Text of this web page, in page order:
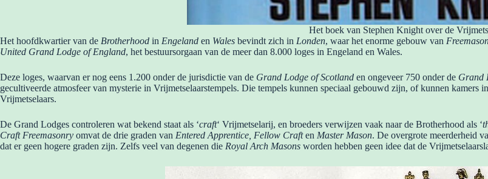
Het boek van Stephen Knight over de
Het hoofdkwartier van de Brotherhood in Engeland en Wales bevindt zich in Londen, waar het enorme gebouw van
United Grand Lodge of England, het bestuursorgaan van de meer dan 8.000 loges in Engeland en Wales.
Deze loges, waarvan er nog eens 1.200 onder de jurisdictie van de Grand Lodge of Scotland en ongeveer 750 onder de Grand
gecultiveerde atmosfeer van mysterie in Vrijmetselaarstempels. Die tempels kunnen speciaal gebouwd zijn, of kunnen
Vrijmetselaars.
De Grand Lodges controleren wat bekend staat als ‘craft‘ Vrijmetselarij, en broeders verwijzen vaak naar de Brotherhood als ‘
Craft Freemasonry omvat de drie graden van Entered Apprentice, Fellow Craften Master Mason. De overgrote meerderheid
dat er geen hogere graden zijn. Zelfs veel van degenen die Royal Arch Masons worden hebben geen idee dat de